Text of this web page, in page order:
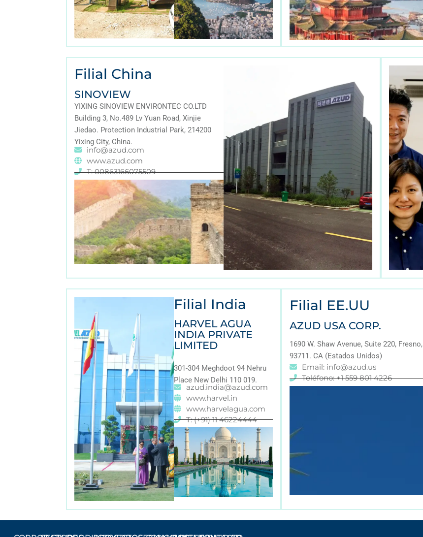
Filial China
SINOVIEW
YIXING SINOVIEW ENVIRONTEC CO.LTD
Building 3, No.489 Lv Yuan Road, Xinjie
Jiedao. Protection Industrial Park, 214200
Yixing City, China.
info@azud.com
www.azud.com
T: 00863166075509
Filial India
HARVEL AGUA
INDIA PRIVATE
LIMITED
301-304 Meghdoot 94 Nehru
Place New Delhi 110 019.
azud.india@azud.com
www.harvel.in
www.harvelagua.com
T: (+91) 11 46224444
Filial EE.UU
AZUD USA CORP.
1690 W. Shaw Avenue, Suite 220, Fresno,
93711. CA (Estados Unidos)
Email: info@azud.us
Teléfono: +1 559 801 4226